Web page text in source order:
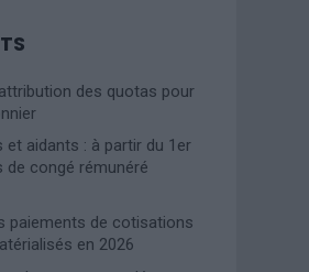
des quotas pour
et aidants : à partir du 1er
de congé rémunéré
paiements de cotisations
en 2026